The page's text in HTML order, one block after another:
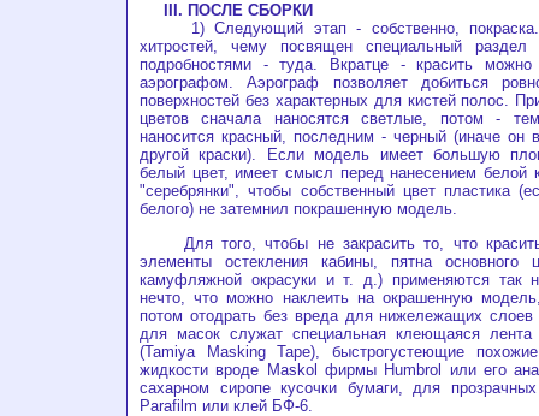
III. ПОСЛЕ СБОРКИ
1) Следующий этап - собственно, покраска.
хитростей, чему посвящен специальный
подробностями - туда. Вкратце - красить
аэрографом. Аэрограф позволяет добиться
поверхностей без характерных для кистей полос.
цветов сначала наносятся светлые, потом -
наносится красный, последним - черный (иначе он
другой краски). Если модель имеет большую
белый цвет, имеет смысл перед нанесением белой
"серебрянки", чтобы собственный цвет пластика
белого) не затемнил покрашенную модель.
Для того, чтобы не закрасить то, что
элементы остекления кабины, пятна основного
камуфляжной окрасуки и т. д.) применяются так
нечто, что можно наклеить на окрашенную
потом отодрать без вреда для нижележащих слоев
для масок служат специальная клеющаяся
(Tamiya Masking Tape), быстрогустеющие
жидкости вроде Maskol фирмы Humbrol или его
сахарном сиропе кусочки бумаги, для
Parafilm или клей БФ-6.